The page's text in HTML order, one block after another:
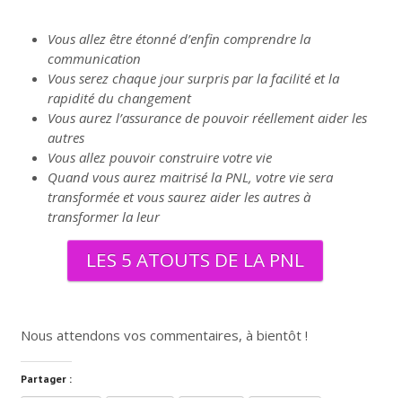
Vous allez être étonné d’enfin comprendre la
communication
Vous serez chaque jour surpris par la facilité et la
rapidité du changement
Vous aurez l’assurance de pouvoir réellement aider les
autres
Vous allez pouvoir construire votre vie
Quand vous aurez maitrisé la PNL, votre vie sera
transformée et vous saurez aider les autres à
transformer la leur
LES 5 ATOUTS DE LA PNL
Nous attendons vos commentaires, à bientôt !
Partager :